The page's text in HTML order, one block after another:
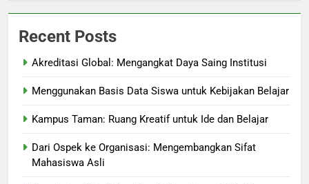
Recent Posts
Akreditasi Global: Mengangkat Daya Saing Institusi
Menggunakan Basis Data Siswa untuk Kebijakan Belajar
Kampus Taman: Ruang Kreatif untuk Ide dan Belajar
Dari Ospek ke Organisasi: Mengembangkan Sifat
Mahasiswa Asli